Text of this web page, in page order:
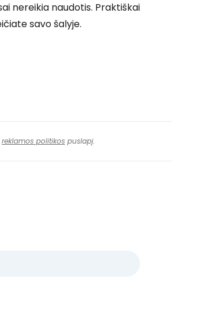
nereikia naudotis. Praktiškai
savo šalyje.
reklamos politikos puslapį.